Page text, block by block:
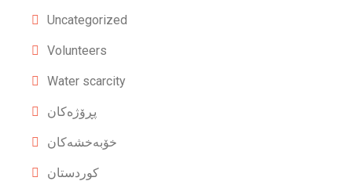
Uncategorized
Volunteers
Water scarcity
پڕۆژەکان
خۆبەخشەکان
کوردستان